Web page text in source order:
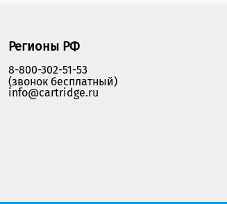
Регионы РФ
8-800-302-51-53
(звонок бесплатный)
info@cartridge.ru